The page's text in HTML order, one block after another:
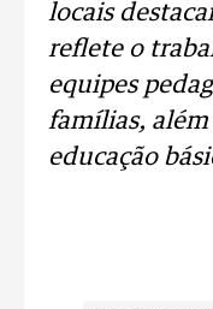
locais
reflete o
equipes
famílias,
educação